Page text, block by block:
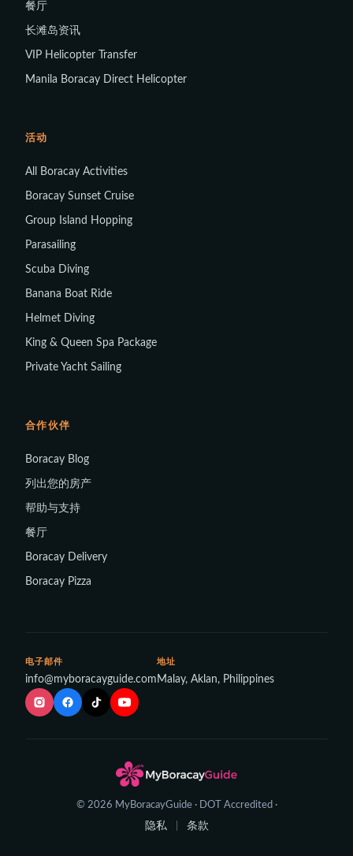
餐厅
长滩岛资讯
VIP Helicopter Transfer
Manila Boracay Direct Helicopter
活动
All Boracay Activities
Boracay Sunset Cruise
Group Island Hopping
Parasailing
Scuba Diving
Banana Boat Ride
Helmet Diving
King & Queen Spa Package
Private Yacht Sailing
合作伙伴
Boracay Blog
列出您的房产
帮助与支持
餐厅
Boracay Delivery
Boracay Pizza
电子邮件
info@myboracayguide.com
地址
Malay, Aklan, Philippines
© 2026 MyBoracayGuide · DOT Accredited ·
隐私 条款